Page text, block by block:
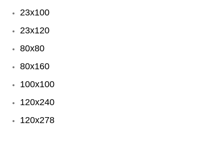
23x100
23x120
80x80
80x160
100x100
120x240
120x278